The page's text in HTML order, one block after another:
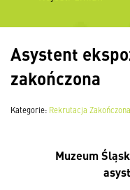
Asystent
zakończona
Kategorie: Rekrutacja
Muzeum